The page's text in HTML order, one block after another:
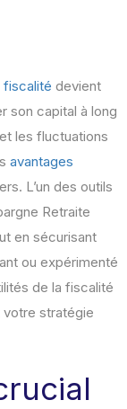
fiscalité devient
son capital à long
les fluctuations
avantages
L’un des outils
Retraite
en sécurisant
ou expérimenté
de la fiscalité
stratégie